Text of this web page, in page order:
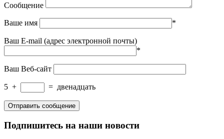
Сообщение
Ваше имя *
Ваш E-mail (адрес электронной почты)
*
Ваш Веб-сайт
5 + = двенадцать
Подпишитесь на наши новости